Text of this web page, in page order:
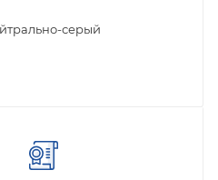
серый